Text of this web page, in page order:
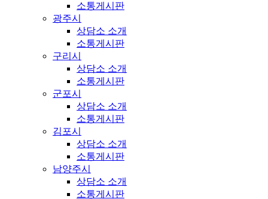
소통게시판
광주시
상담소 소개
소통게시판
구리시
상담소 소개
소통게시판
군포시
상담소 소개
소통게시판
김포시
상담소 소개
소통게시판
남양주시
상담소 소개
소통게시판